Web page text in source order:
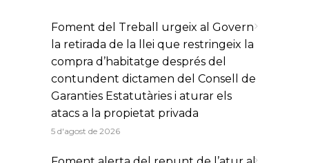
Foment del Treball urgeix al Govern
la retirada de la llei que restringeix la
compra d’habitatge després del
contundent dictamen del Consell de
Garanties Estatutàries i aturar els
atacs a la propietat privada
5 d'agost de 2026